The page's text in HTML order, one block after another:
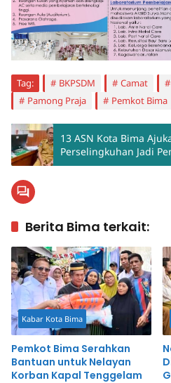
Tag: BKPSDM Camat
Pamong Praja
Pemkot Bima
13 ASN Kota Bima
Perselingkuhan Jadi
Berita Bima terkait:
Kabar Kota Bima
Pemkot Bima Serahkan
Bantuan untuk Nelayan
Korban Kapal Tenggelam